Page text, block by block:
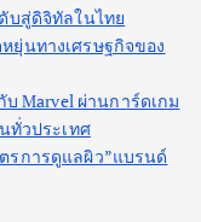
บสู่ดิจิทัลในไทย
ยุ่นทางเศรษฐกิจของ
Marvel ผ่านการ์ดเกม
ทั่วประเทศ
การดูแลผิว”แบรนด์